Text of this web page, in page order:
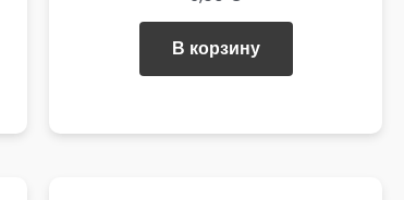
В корзину